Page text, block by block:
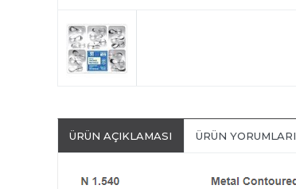
ÜRÜN AÇIKLAMASI ÜRÜN YORUMLARI